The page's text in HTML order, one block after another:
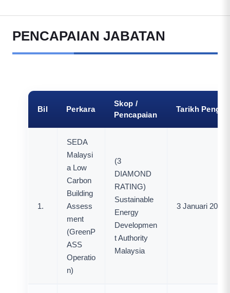
PENCAPAIAN JABATAN
Bil Perkara
Skop /
Pencapaian
Tarikh
1.
SEDA
Malaysi
a Low
Carbon
Building
Assess
ment
(GreenP
ASS
Operatio
n)
(3
DIAMOND
RATING)
Sustainable
Energy
Developmen
t Authority
Malaysia
3 Januari 2019